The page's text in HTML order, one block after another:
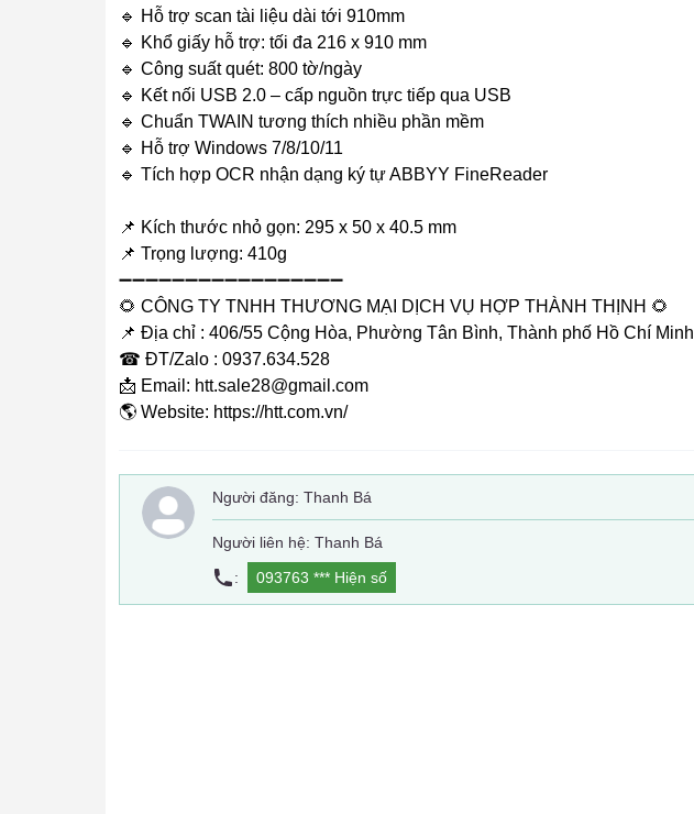
🔹 Hỗ trợ scan tài liệu dài tới 910mm
🔹 Khổ giấy hỗ trợ: tối đa 216 x 910 mm
🔹 Công suất quét: 800 tờ/ngày
🔹 Kết nối USB 2.0 – cấp nguồn trực tiếp qua USB
🔹 Chuẩn TWAIN tương thích nhiều phần mềm
🔹 Hỗ trợ Windows 7/8/10/11
🔹 Tích hợp OCR nhận dạng ký tự ABBYY FineReader
📌 Kích thước nhỏ gọn: 295 x 50 x 40.5 mm
📌 Trọng lượng: 410g
➖➖➖➖➖➖➖➖➖➖➖➖➖➖➖➖➖
🌻 CÔNG TY TNHH THƯƠNG MẠI DỊCH VỤ HỢP THÀNH THỊNH 🌻
📌 Địa chỉ : 406/55 Cộng Hòa, Phường Tân Bình, Thành phố Hồ Chí Minh
☎ ĐT/Zalo : 0937.634.528
📩 Email: htt.sale28@gmail.com
🌎 Website: https://htt.com.vn/
Người đăng: Thanh Bá
Người liên hệ: Thanh Bá
:
093763 *** Hiện số